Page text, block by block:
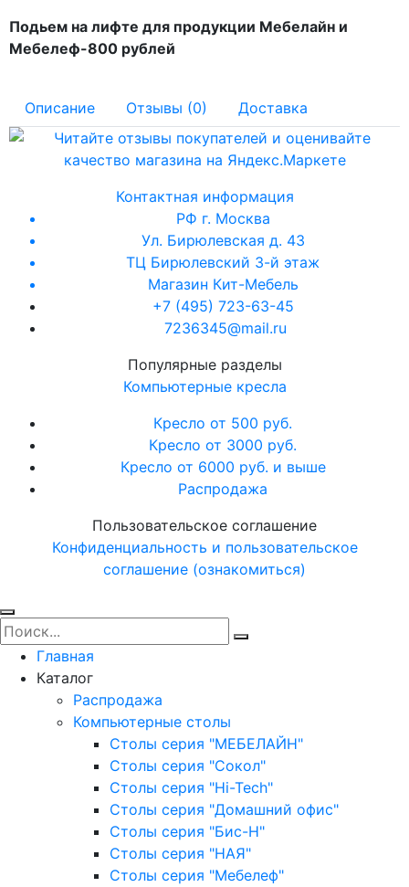
Подьем на лифте для продукции Мебелайн и
Мебелеф-800 рублей
Описание Отзывы (0) Доставка
Контактная информация
РФ г. Москва
Ул. Бирюлевская д. 43
ТЦ Бирюлевский 3-й этаж
Магазин Кит-Мебель
+7 (495) 723-63-45
7236345@mail.ru
Популярные разделы
Компьютерные кресла
Кресло от 500 руб.
Кресло от 3000 руб.
Кресло от 6000 руб. и выше
Распродажа
Пользовательское соглашение
Конфиденциальность и пользовательское
соглашение (ознакомиться)
Главная
Каталог
Распродажа
Компьютерные столы
Столы серия "МЕБЕЛАЙН"
Столы серия "Сокол"
Столы серия "Hi-Tech"
Столы серия "Домашний офис"
Столы серия "Бис-Н"
Столы серия "НАЯ"
Столы серия "Мебелеф"